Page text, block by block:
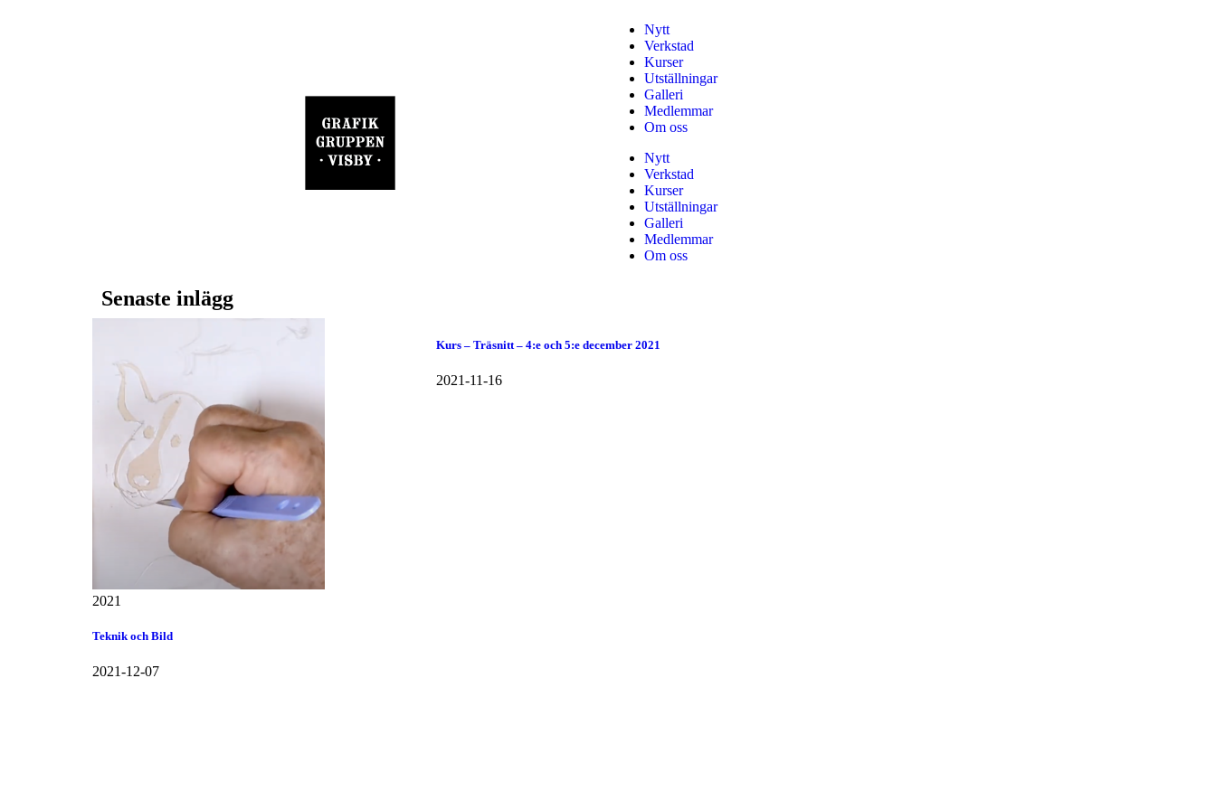
Nytt
Verkstad
Kurser
Utställningar
Galleri
Medlemmar
Om oss
Nytt
Verkstad
Kurser
Utställningar
Galleri
Medlemmar
Om oss
Senaste inlägg
2021
Teknik och Bild
2021-12-07
Kurs – Träsnitt – 4:e och 5:e december 2021
2021-11-16